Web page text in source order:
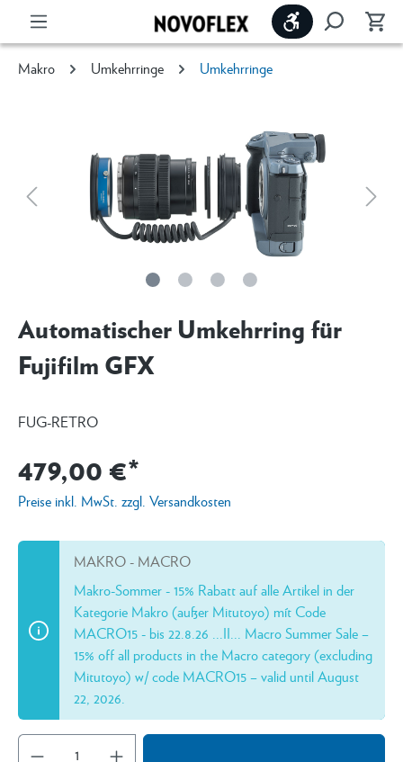
Werkzeugleiste
Makro Umkehrringe Umkehrringe
Automatischer Umkehrring für
Fujifilm GFX
FUG-RETRO
479,00 €*
Preise inkl. MwSt. zzgl. Versandkosten
MAKRO - MACRO
Makro-Sommer - 15% Rabatt auf alle Artikel in der
Kategorie Makro (außer Mitutoyo) mít Code
MACRO15 - bis 22.8.26 ...II... Macro Summer Sale –
15% off all products in the Macro category (excluding
Mitutoyo) w/ code MACRO15 – valid until August
22, 2026.